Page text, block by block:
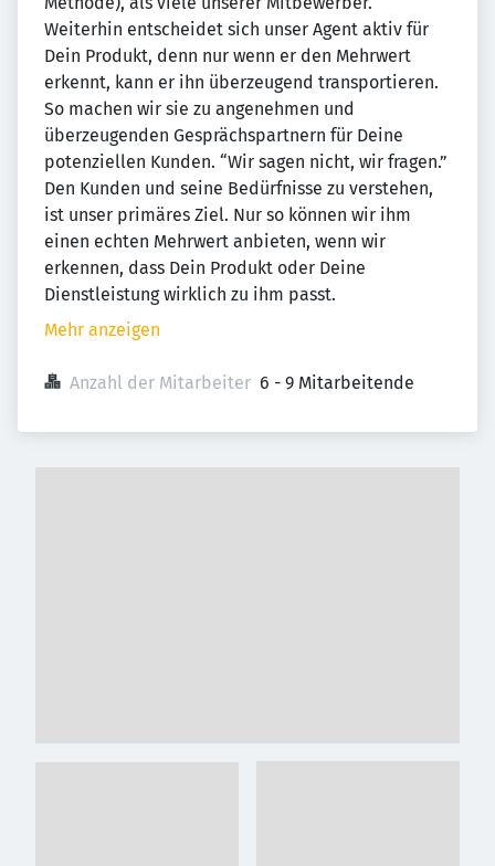
Weiterhin entscheidet sich unser Agent aktiv für
Dein Produkt, denn nur wenn er den Mehrwert
erkennt, kann er ihn überzeugend transportieren.
So machen wir sie zu angenehmen und
überzeugenden Gesprächspartnern für Deine
potenziellen Kunden. “Wir sagen nicht, wir fragen.”
Den Kunden und seine Bedürfnisse zu verstehen,
ist unser primäres Ziel. Nur so können wir ihm
einen echten Mehrwert anbieten, wenn wir
erkennen, dass Dein Produkt oder Deine
Dienstleistung wirklich zu ihm passt.
Mehr anzeigen
Anzahl der Mitarbeiter 6 - 9 Mitarbeitende